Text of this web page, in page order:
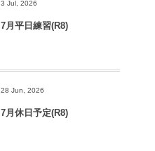
3 Jul, 2026
7月平日練習(R8)
28 Jun, 2026
7月休日予定(R8)